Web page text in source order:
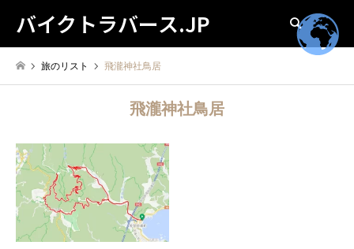
バイクトラバース.JP 検索
旅のリスト 飛瀧神社鳥居
飛瀧神社鳥居